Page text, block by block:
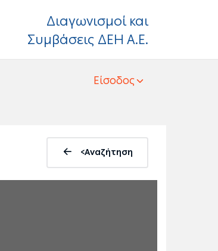
Διαγωνισμοί και
Συμβάσεις ΔΕΗ Α.Ε.
Είσοδος
<Αναζήτηση